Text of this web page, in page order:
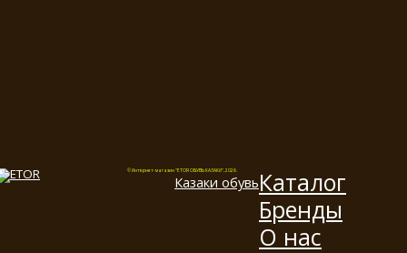
© Интернет-магазин "ETOR ОБУВЬ КАЗАКИ", 2026.
Казаки обувьКаталог
Бренды
О нас